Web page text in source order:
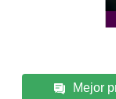
Mejor